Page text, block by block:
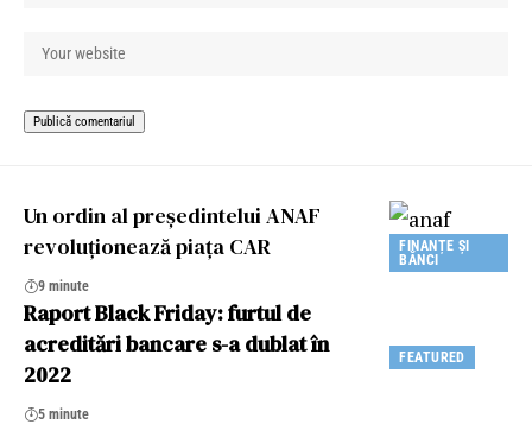
FINANȚE ȘI
BĂNCI
Un ordin al preşedintelui ANAF
revoluţionează piaţa CAR
9 minute
FEATURED
Raport Black Friday: furtul de
acreditări bancare s-a dublat în
2022
5 minute